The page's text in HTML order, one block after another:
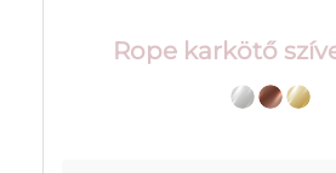
Rope karkötő